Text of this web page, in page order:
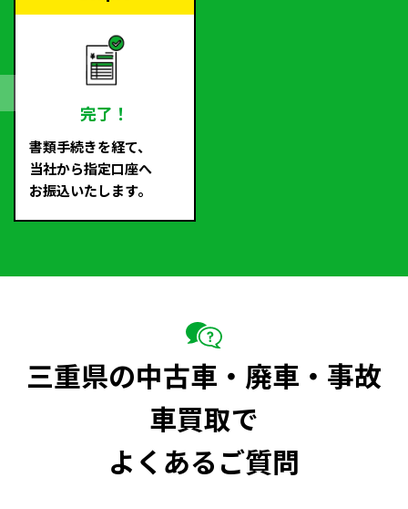
完了！
書類手続きを経て、
当社から指定口座へ
お振込いたします。
三重県の中古車・廃車・事故
車買取で
よくあるご質問